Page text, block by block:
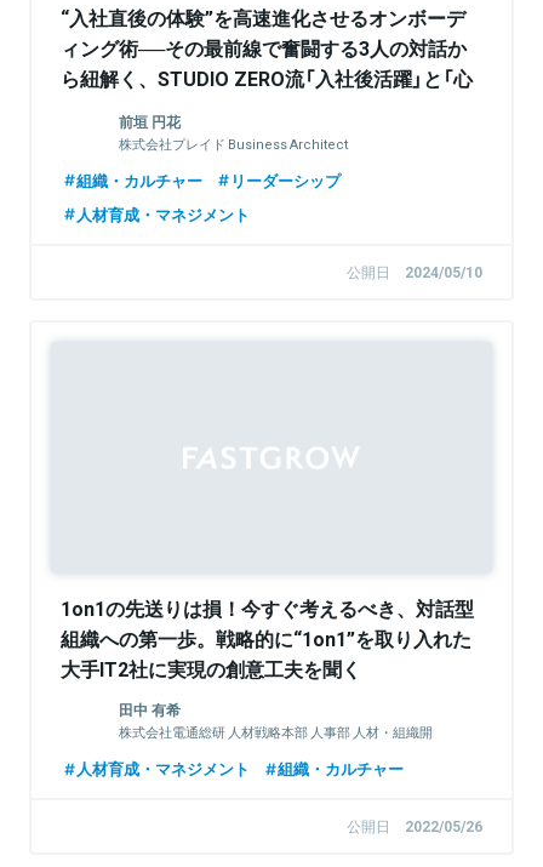
“入社直後の体験”を高速進化させるオンボーデ
ィング術──その最前線で奮闘する3人の対話か
ら紐解く、STUDIO ZERO流「入社後活躍」と「心
理的安全性」の両立法
前垣 円花
株式会社プレイド Business Architect
組織・カルチャー
リーダーシップ
人材育成・マネジメント
公開日 2024/05/10
1on1の先送りは損！今すぐ考えるべき、対話型
組織への第一歩。戦略的に“1on1”を取り入れた
大手IT2社に実現の創意工夫を聞く
田中 有希
株式会社電通総研 人材戦略本部 人事部 人材・組織開
人材育成・マネジメント 組織・カルチャー
公開日 2022/05/26